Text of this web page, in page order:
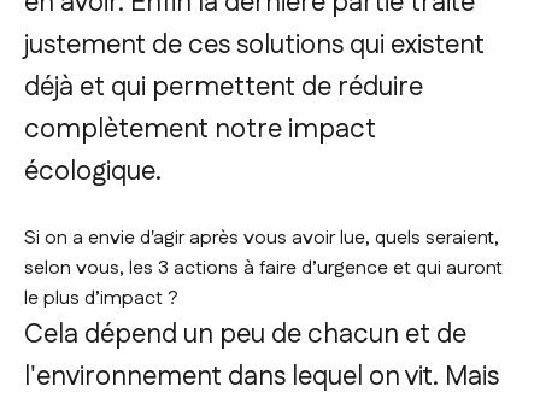
justement de ces solutions qui existent
déjà et qui permettent de réduire
complètement notre impact
écologique.
Si on a envie d'agir après vous avoir lue, quels seraient,
selon vous, les 3 actions à faire d’urgence et qui auront
le plus d’impact ?
Cela dépend un peu de chacun et de
l'environnement dans lequel on vit. Mais